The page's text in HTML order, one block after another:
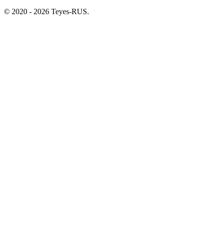
© 2020 - 2026 Teyes-RUS.